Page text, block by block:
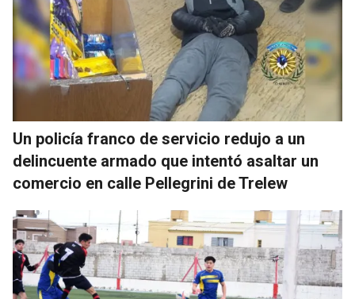
Un policía franco de servicio redujo a un
delincuente armado que intentó asaltar un
comercio en calle Pellegrini de Trelew